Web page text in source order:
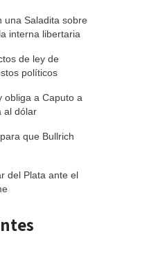
una Saladita sobre
interna libertaria
de ley de
políticos
obliga a Caputo a
al dólar
que Bullrich
del Plata ante el